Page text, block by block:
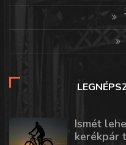
Ismét
kerékpár